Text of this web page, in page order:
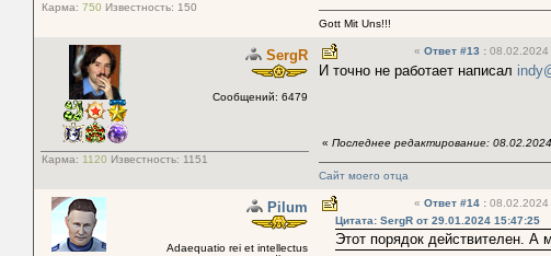
Карма: 750 Известность: 150
Gott Mit Uns!!!
SergR
Сообщений: 6479
Карма: 1120 Известность: 1151
« Ответ #13 : 08.02.2024
И точно не работает написал
« Последнее редактирование:
Сайт моего отца
Pilum
Adaequatio rei et intellectus
« Ответ #14 :
Цитата: SergR от 29.01.2024 15:47:25
Этот порядок действителен. А